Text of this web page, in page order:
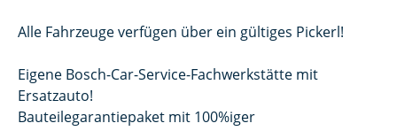
Alle Fahrzeuge verfügen über ein gültiges Pickerl!
Eigene Bosch-Car-Service-Fachwerkstätte mit
Ersatzauto!
Bauteilegarantiepaket mit 100%iger